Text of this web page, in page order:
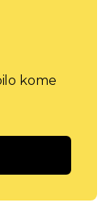
kome